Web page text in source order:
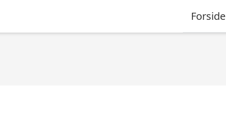
Forside